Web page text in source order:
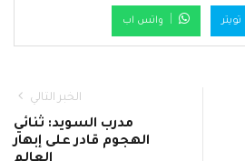
تويتر واتس اب
الخبر التالي
مدرب السويد: ثنائي
الهجوم قادر على إبهار